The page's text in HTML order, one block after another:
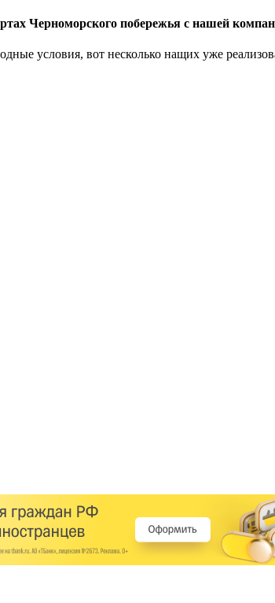
Черноморского побережья с нашей
условия, вот несколько нащих уже